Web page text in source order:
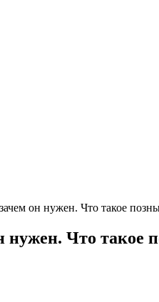
он нужен. Что такое
нужен. Что